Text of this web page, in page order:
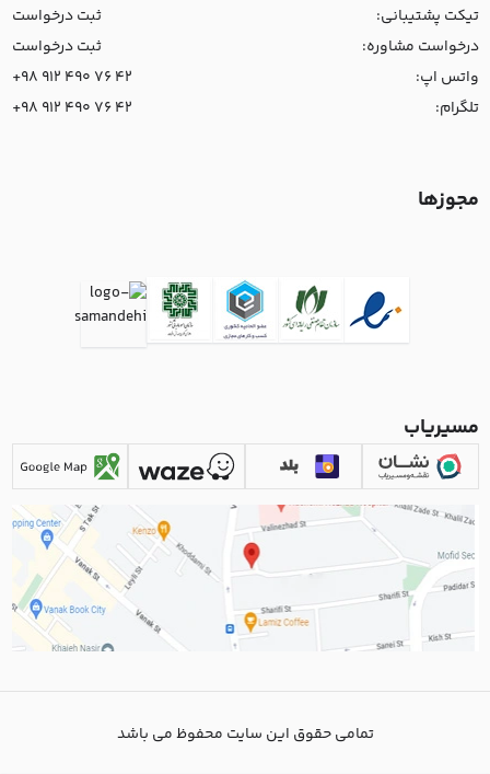
تیکت پشتیبانی:
ثبت درخواست
درخواست مشاوره:
ثبت درخواست
واتس اپ:
+98 912 490 76 42
تلگرام:
+98 912 490 76 42
مجوزها
مسیریاب
تمامی حقوق این سایت محفوظ می باشد